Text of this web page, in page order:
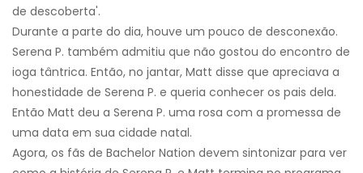
de descoberta'.
Durante a parte do dia, houve um pouco de desconexão.
Serena P. também admitiu que não gostou do encontro de
ioga tântrica. Então, no jantar, Matt disse que apreciava a
honestidade de Serena P. e queria conhecer os pais dela.
Então Matt deu a Serena P. uma rosa com a promessa de
uma data em sua cidade natal.
Agora, os fãs de Bachelor Nation devem sintonizar para ver